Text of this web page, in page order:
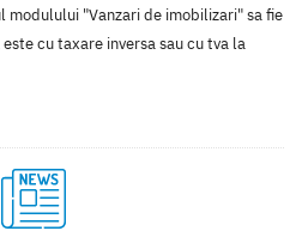
"Vanzari de imobilizari" sa fie
cu taxare inversa sau cu tva la